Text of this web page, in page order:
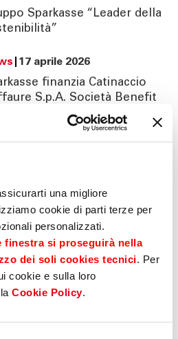
una migliore
cookie di parti terze per
personalizzati.
finestra si proseguirà nella
dei soli cookies tecnici. Per
cookie e sulla loro
Cookie Policy.
degli effetti
Funding Framework
Sparkasse “Leader della
17 aprile 2026
finanzia Catinaccio
S.p.A. Società Benefit
16 milioni di euro
“Alleanze per il sociale”
02 aprile 2026
con FiAiP in
Alto Adige
16 marzo 2026
decarbonizzazione